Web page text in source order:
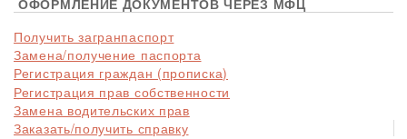
ОФОРМЛЕНИЕ ДОКУМЕНТОВ ЧЕРЕЗ МФЦ
Получить загранпаспорт
Замена/получение паспорта
Регистрация граждан (прописка)
Регистрация прав собственности
Замена водительских прав
Заказать/получить справку